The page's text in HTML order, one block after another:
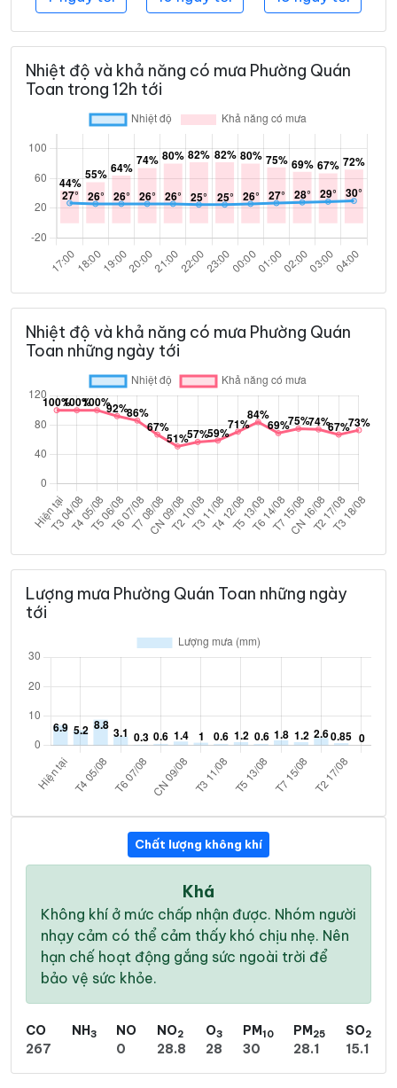
Nhiệt độ và khả năng có mưa Phường Quán
Toan trong 12h tới
Nhiệt độ và khả năng có mưa Phường Quán
Toan những ngày tới
Lượng mưa Phường Quán Toan những ngày
tới
Chất lượng không khí
Khá
Không khí ở mức chấp nhận được. Nhóm người
nhạy cảm có thể cảm thấy khó chịu nhẹ. Nên
hạn chế hoạt động gắng sức ngoài trời để
bảo vệ sức khỏe.
CO
267
NH3
NO
0
NO2
28.8
O3
28
PM10
30
PM25
28.1
SO2
15.1